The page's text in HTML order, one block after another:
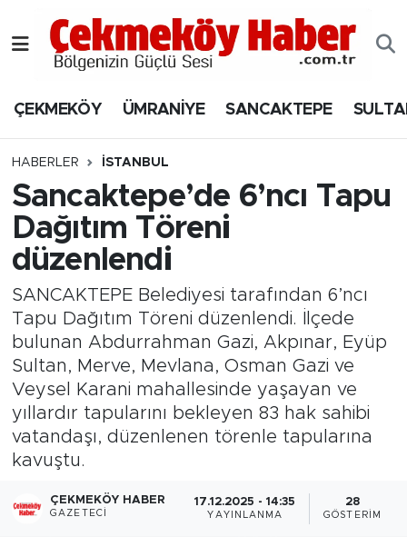
ÇEKMEKÖY ÜMRANİYE SANCAKTEPE
HABERLER İSTANBUL
Sancaktepe’de 6’ncı Tapu
Dağıtım Töreni
düzenlendi
SANCAKTEPE Belediyesi tarafından 6’ncı
Tapu Dağıtım Töreni düzenlendi. İlçede
bulunan Abdurrahman Gazi, Akpınar, Eyüp
Sultan, Merve, Mevlana, Osman Gazi ve
Veysel Karani mahallesinde yaşayan ve
yıllardır tapularını bekleyen 83 hak sahibi
vatandaşı, düzenlenen törenle tapularına
kavuştu.
ÇEKMEKÖY HABER
GAZETECI
17.12.2025 - 14:35
YAYINLANMA
28
GÖSTERIM
Nöbetçi Eczaneler
Hava Durumu
Namaz Vakitleri
Trafik Durumu
Süper Lig Puan Durumu ve Fikstür
Tüm Manşetler
Son Dakika Haberleri
Haber Arşivi